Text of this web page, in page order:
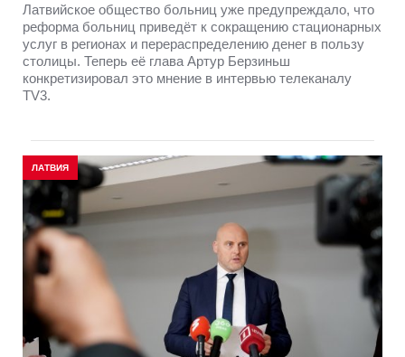
Латвийское общество больниц уже предупреждало, что
реформа больниц приведёт к сокращению стационарных
услуг в регионах и перераспределению денег в пользу
столицы. Теперь её глава Артур Берзиньш
конкретизировал это мнение в интервью телеканалу
TV3.
ЛАТВИЯ